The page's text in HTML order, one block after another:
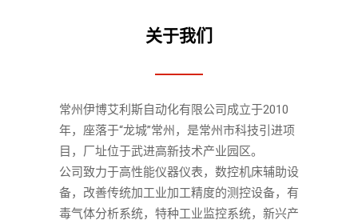
关于我们
常州伊博艾利斯自动化有限公司成立于2010
年，座落于“龙城”常州，是常州市科技引进项
目，厂址位于武进高新技术产业园区。
公司致力于高性能仪器仪表，数控机床辅助设
备，改善传统加工业加工精度的测控设备，有
毒气体分析系统，特种工业监控系统，新兴产